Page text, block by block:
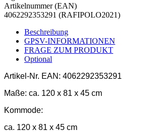
Artikelnummer (EAN)
4062292353291 (RAFIPOLO2021)
Beschreibung
GPSV-INFORMATIONEN
FRAGE ZUM PRODUKT
Optional
Artikel-Nr. EAN: 4062292353291
Maße: ca. 120 x 81 x 45 cm
Kommode:
ca. 120 x 81 x 45 cm